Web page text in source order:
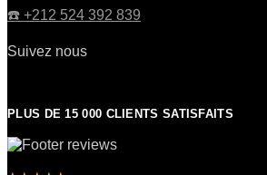
☎️​ +212 524 392 839
Suivez nous
PLUS DE 15 000 CLIENTS SATISFAITS